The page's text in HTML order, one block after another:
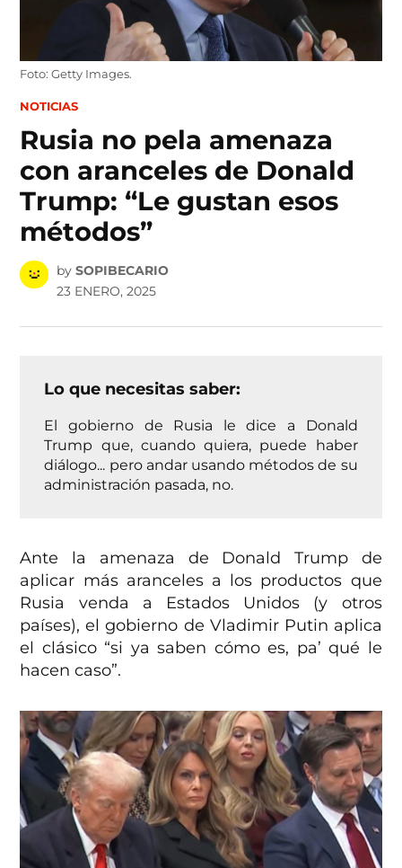
Foto: Getty Images.
POSTED
NOTICIAS
Rusia no pela amenaza
con aranceles de Donald
Trump: “Le gustan esos
métodos”
by SOPIBECARIO
23 ENERO, 2025
Lo que necesitas saber:
El gobierno de Rusia le dice a Donald
Trump que, cuando quiera, puede haber
diálogo... pero andar usando métodos de su
administración pasada, no.
Ante la amenaza de Donald Trump de
aplicar más aranceles a los productos que
Rusia venda a Estados Unidos (y otros
países), el gobierno de Vladimir Putin aplica
el clásico “si ya saben cómo es, pa’ qué le
hacen caso”.